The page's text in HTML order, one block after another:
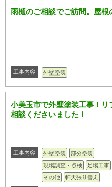
雨樋のご相談でご訪問。屋根
工事内容 外壁塗装
小美玉市で外壁塗装工事！
相談くださいました！
工事内容 外壁塗装
部分塗装
現場調査・点検
足場工事
その他
軒天張り替え